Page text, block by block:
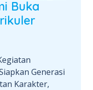
Buka
Generasi
Karakter,